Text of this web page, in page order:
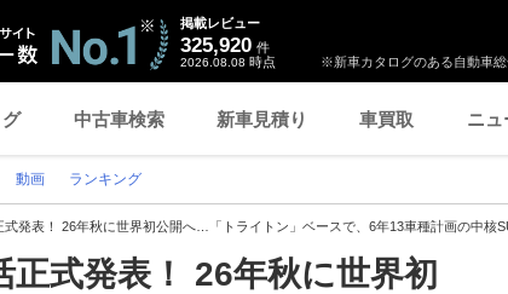
※新車カタログのある自動車総
掲載レビュー
325,920 件
2026.08.08 時点
中古車検索 新車見積り 車買取 ニュ
動画 ランキング
式発表！ 26年秋に世界初公開へ…「トライトン」ベースで、6年13車種計画の中核
式発表！ 26年秋に世界初